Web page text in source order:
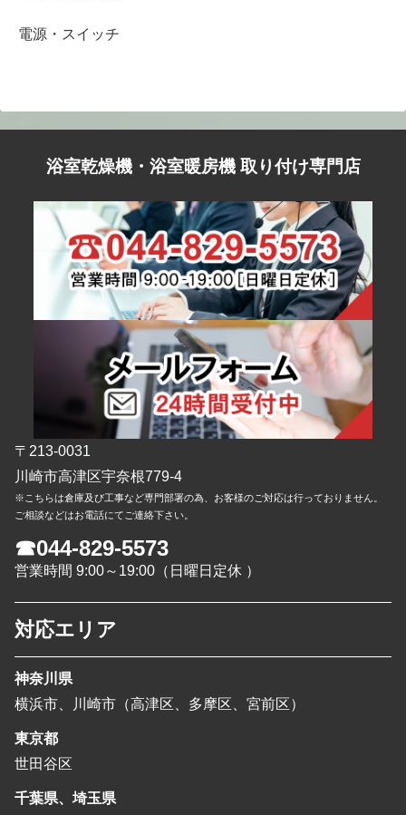
電源・スイッチ
浴室乾燥機・浴室暖房機 取り付け専門店
〒213-0031
川崎市高津区宇奈根779-4
※こちらは倉庫及び工事など専門部署の為、お客様のご対応は行っておりません。
ご相談などはお電話にてご連絡下さい。
☎044-829-5573
営業時間 9:00～19:00（日曜日定休 ）
対応エリア
神奈川県
横浜市、川崎市（高津区、多摩区、宮前区）
東京都
世田谷区
千葉県、埼玉県